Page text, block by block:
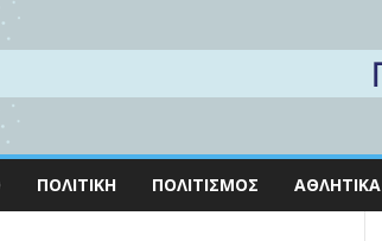
ΠΟΛΙΤΙΚΉ ΠΟΛΙΤΙΣΜΌΣ ΑΘΛΗΤΙΚΆ